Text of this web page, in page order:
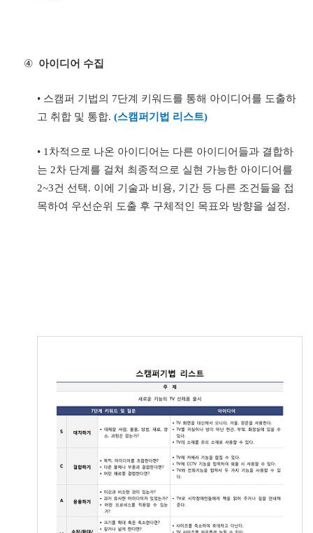
④ 아이디어 수집
• 스캠퍼 기법의 7단계 키워드를 통해 아이디어를 도출하
고 취합 및 통합. (스캠퍼기법 리스트)
• 1차적으로 나온 아이디어는 다른 아이디어들과 결합하
는 2차 단계를 걸쳐 최종적으로 실현 가능한 아이디어를
2~3건 선택. 이에 기술과 비용, 기간 등 다른 조건들을 접
목하여 우선순위 도출 후 구체적인 목표와 방향을 설정.